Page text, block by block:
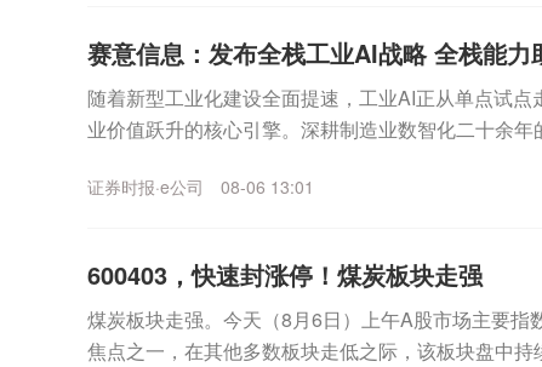
赛意信息：发布全栈工业AI战略 全栈能
随着新型工业化建设全面提速，工业AI正从单点试
业价值跃升的核心引擎。深耕制造业数智化二十余
证券时报·e公司 08-06 13:01
600403，快速封涨停！煤炭板块走强
煤炭板块走强。今天（8月6日）上午A股市场主要指
焦点之一，在其他多数板块走低之际，该板块盘中